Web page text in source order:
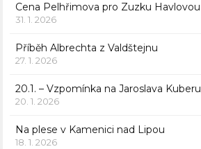
Cena Pelhřimova pro Zuzku Havlovou
31. 1. 2026
Příběh Albrechta z Valdštejnu
27. 1. 2026
20.1. – Vzpomínka na Jaroslava Kuberu
20. 1. 2026
Na plese v Kamenici nad Lipou
18. 1. 2026